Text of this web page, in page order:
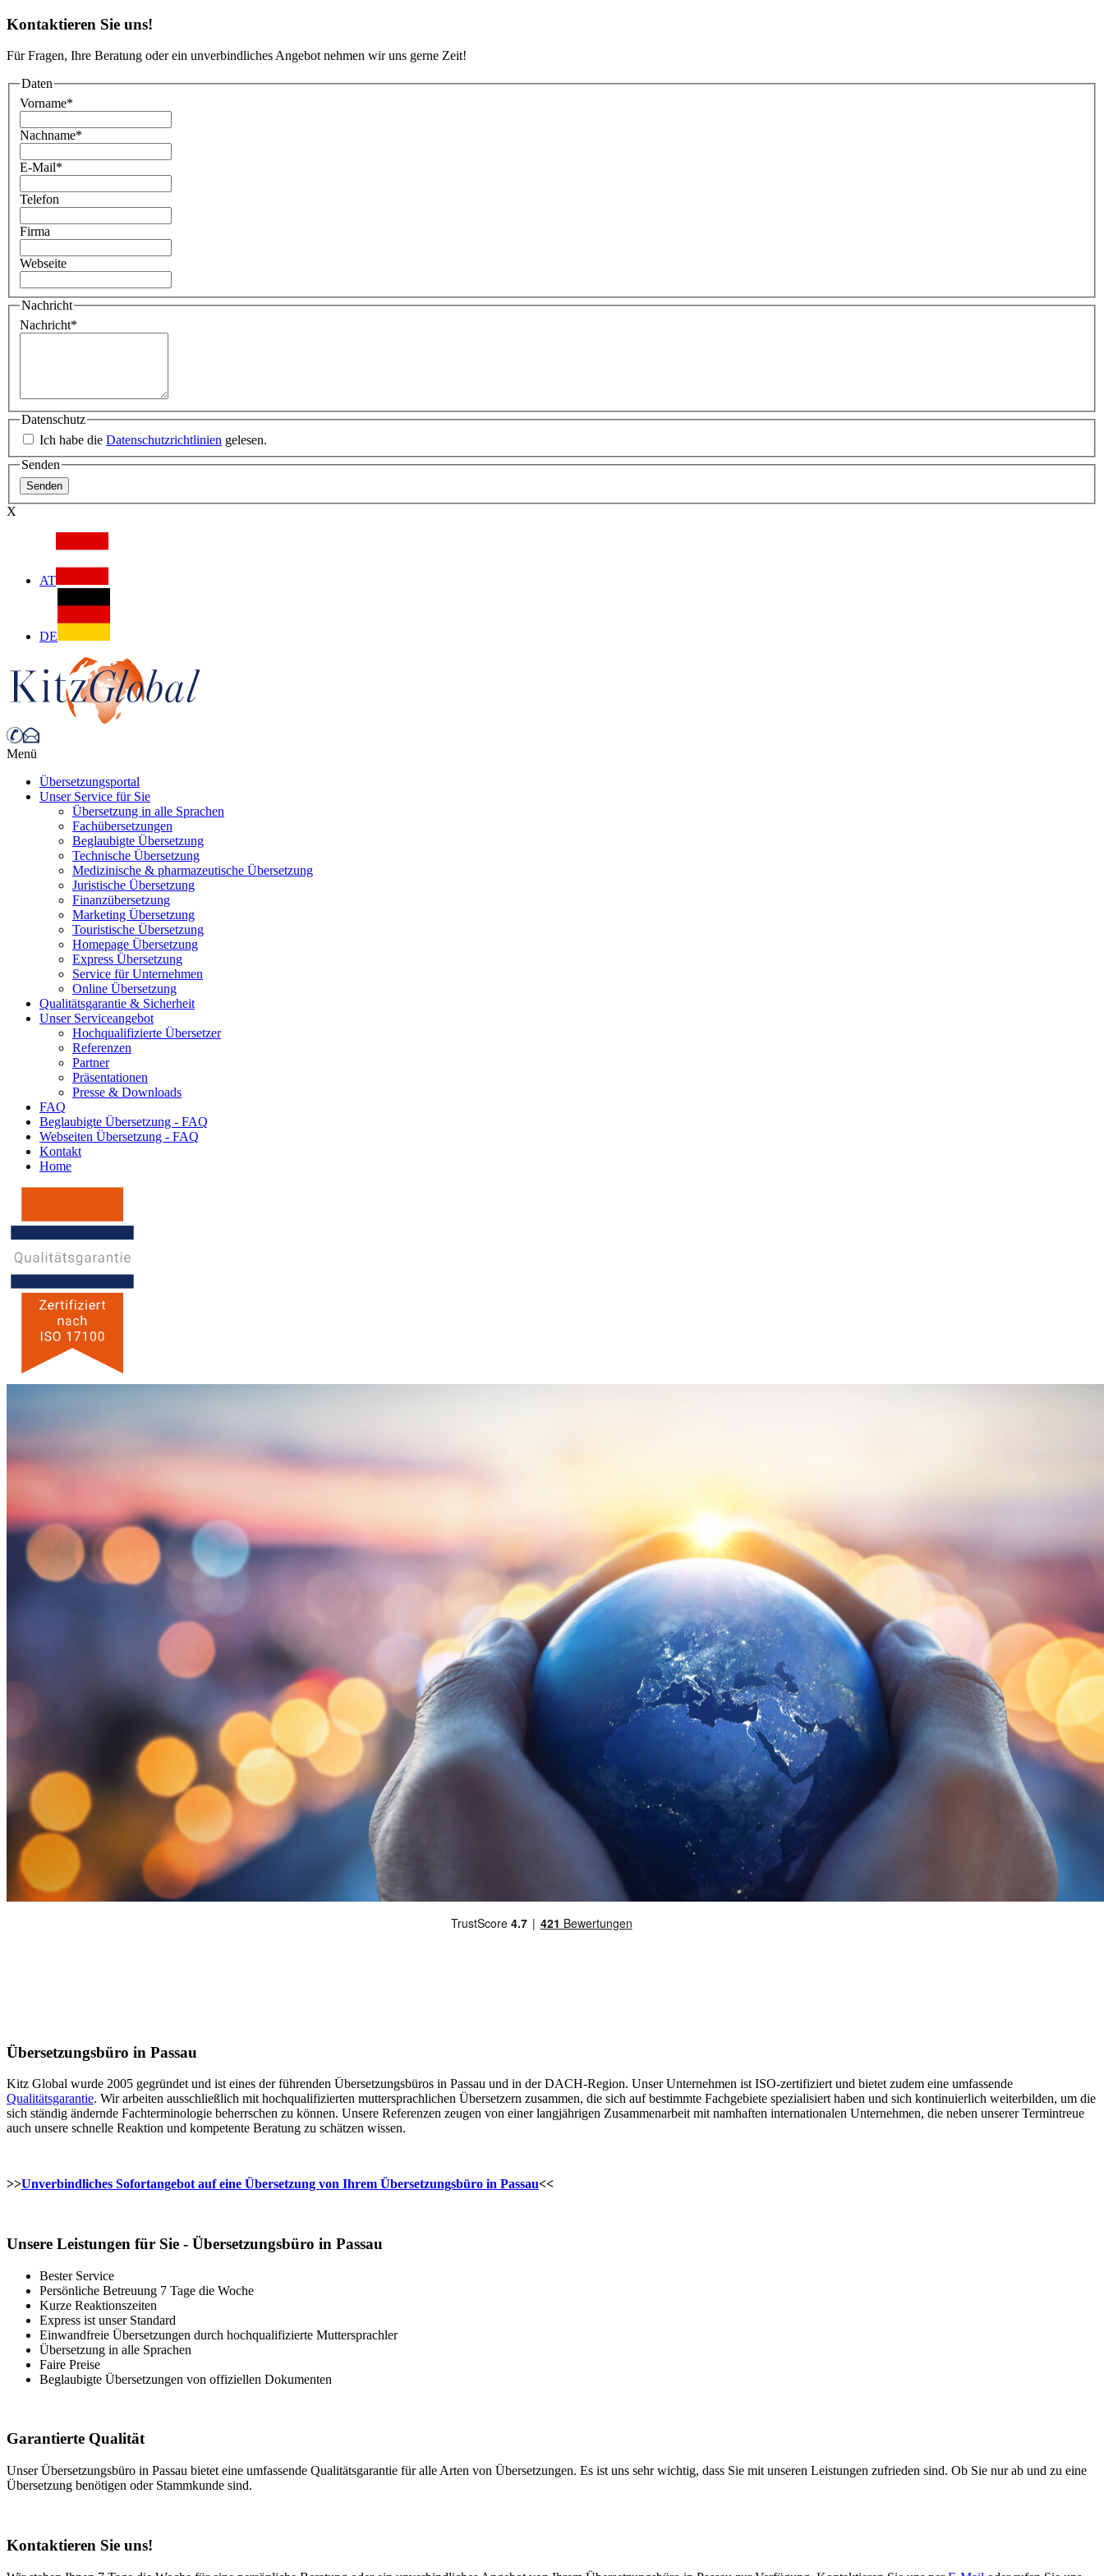
Kontaktieren Sie uns!
Für Fragen, Ihre Beratung oder ein unverbindliches Angebot nehmen wir uns gerne Zeit!
Daten
Vorname*
Nachname*
E-Mail*
Telefon
Firma
Webseite
Nachricht
Nachricht*
Datenschutz
Ich habe die Datenschutzrichtlinien gelesen.
Senden
X
AT
DE
Menü
Übersetzungsportal
Unser Service für Sie
Übersetzung in alle Sprachen
Fachübersetzungen
Beglaubigte Übersetzung
Technische Übersetzung
Medizinische & pharmazeutische Übersetzung
Juristische Übersetzung
Finanzübersetzung
Marketing Übersetzung
Touristische Übersetzung
Homepage Übersetzung
Express Übersetzung
Service für Unternehmen
Online Übersetzung
Qualitätsgarantie & Sicherheit
Unser Serviceangebot
Hochqualifizierte Übersetzer
Referenzen
Partner
Präsentationen
Presse & Downloads
FAQ
Beglaubigte Übersetzung - FAQ
Webseiten Übersetzung - FAQ
Kontakt
Home
Übersetzungsbüro in Passau
Kitz Global wurde 2005 gegründet und ist eines der führenden Übersetzungsbüros in Passau und in der DACH-Region. Unser Unternehmen ist ISO-zertifiziert und bietet zudem eine umfassende
Qualitätsgarantie. Wir arbeiten ausschließlich mit hochqualifizierten muttersprachlichen Übersetzern zusammen, die sich auf bestimmte Fachgebiete spezialisiert haben und sich kontinuierlich weiterbilden, um die
sich ständig ändernde Fachterminologie beherrschen zu können. Unsere Referenzen zeugen von einer langjährigen Zusammenarbeit mit namhaften internationalen Unternehmen, die neben unserer Termintreue
auch unsere schnelle Reaktion und kompetente Beratung zu schätzen wissen.
>>Unverbindliches Sofortangebot auf eine Übersetzung von Ihrem Übersetzungsbüro in Passau<<
Unsere Leistungen für Sie - Übersetzungsbüro in Passau
Bester Service
Persönliche Betreuung 7 Tage die Woche
Kurze Reaktionszeiten
Express ist unser Standard
Einwandfreie Übersetzungen durch hochqualifizierte Muttersprachler
Übersetzung in alle Sprachen
Faire Preise
Beglaubigte Übersetzungen von offiziellen Dokumenten
Garantierte Qualität
Unser Übersetzungsbüro in Passau bietet eine umfassende Qualitätsgarantie für alle Arten von Übersetzungen. Es ist uns sehr wichtig, dass Sie mit unseren Leistungen zufrieden sind. Ob Sie nur ab und zu eine
Übersetzung benötigen oder Stammkunde sind.
Kontaktieren Sie uns!